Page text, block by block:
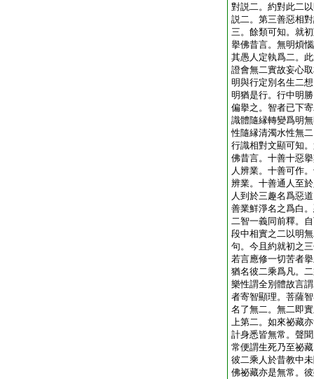
對説二。約對此二
説二。第三善惡相
三。餘類可知。就
擧佛昔言。無明煩
其愚人定執爲二。
證會無二實故妄心
明與行定別名生二
明猶是行。行中明
偏擧之。智者已下
識體隨縁轉變爲明
性隨縁清濁水性無
行識相對文顯可知
佛昔言。十善十惡
人辨業。十善可作
辨業。十善通人至
人到於三趣名爲惡
善業鮮淨名之爲白
二智一義同前釋。
段中相實之二以明
句。今且約就初之
若言應修一切苦者
猶名彼二乘爲凡。
樂性謂全別體故言
者寄智顯理。菩薩
名了無二。無二即
上第二。如來祕藏
計身悉皆無常。聲
常便謂生死乃至祕
彼二乘人於昔教中
佛祕藏亦是無常。